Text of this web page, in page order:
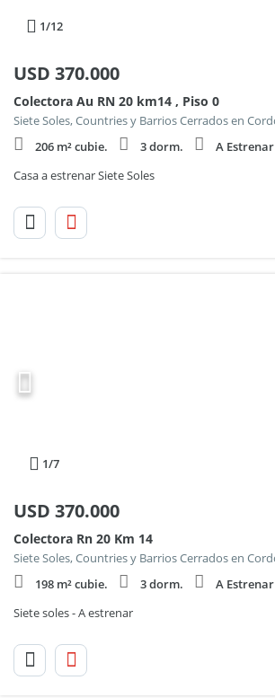
1/12
USD 370.000
Colectora Au RN 20 km14 , Piso 0
206 m² cubie.
3 dorm.
A Estrenar
Casa a estrenar Siete Soles
1/7
USD 370.000
Colectora Rn 20 Km 14
198 m² cubie.
3 dorm.
A Estrenar
Siete soles - A estrenar